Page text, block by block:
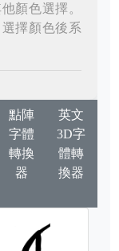
顏色選擇。
擇顏色後系
點陣
字體
轉換
器
英文
3D字
體轉
換器